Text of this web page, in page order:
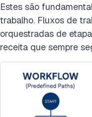
Estes são
trabalho. Fluxos de
orquestradas de
receita que sempre